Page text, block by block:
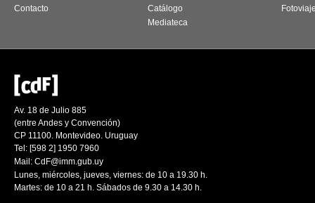
Contacto
Catálogo
Mediateca
Av. 18 de Julio 885
(entre Andes y Convención)
CP 11100. Montevideo. Uruguay
Tel: [598 2] 1950 7960
Mail: CdF@imm.gub.uy
Lunes, miércoles, jueves, viernes: de 10 a 19.30 h.
Martes: de 10 a 21 h. Sábados de 9.30 a 14.30 h.